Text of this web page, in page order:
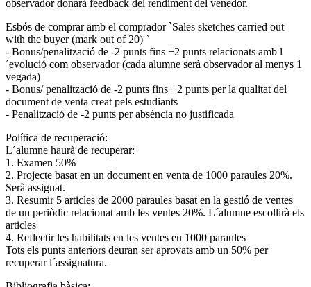
observador donarà feedback del rendiment del venedor.
Esbós de comprar amb el comprador `Sales sketches carried out
with the buyer (mark out of 20) `
- Bonus/penalització de -2 punts fins +2 punts relacionats amb l
´evolució com observador (cada alumne serà observador al menys 1
vegada)
- Bonus/ penalització de -2 punts fins +2 punts per la qualitat del
document de venta creat pels estudiants
- Penalització de -2 punts per absència no justificada
Política de recuperació:
L´alumne haurà de recuperar:
1. Examen 50%
2. Projecte basat en un document en venta de 1000 paraules 20%.
Serà assignat.
3. Resumir 5 articles de 2000 paraules basat en la gestió de ventes
de un periòdic relacionat amb les ventes 20%. L´alumne escollirà els
articles
4. Reflectir les habilitats en les ventes en 1000 paraules
Tots els punts anteriors deuran ser aprovats amb un 50% per
recuperar l´assignatura.